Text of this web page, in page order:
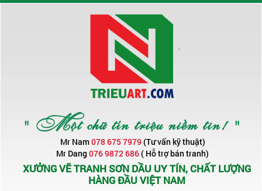
" Một chữ tín triệu niềm tin! "
Mr Nam078 675 7979(Tư vấn kỹ thuật)
Mr Dang 076 9872 686( Hỗ trợ bán tranh)
XƯỞNG VẼ TRANH SƠN DẦU UY TÍN, CHẤT LƯỢNG
HÀNG ĐẦU VIỆT NAM